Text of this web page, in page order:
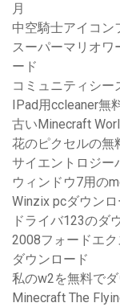
月
中空騎士アイコン
スーパーマリオワ
ード
コミュニティシ
IPad用ccleaner無
古いMinecraft
花のピクセルの無
サイエントロジー
ウィンドウ7用の
Winzix pcダウンロ
ドライバ123のダ
2008フォードエ
ダウンロード
私のw2を無料で
Minecraft The